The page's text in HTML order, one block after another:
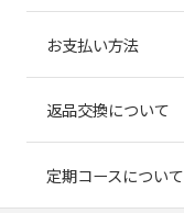
お支払い方法
返品交換について
定期コースについて